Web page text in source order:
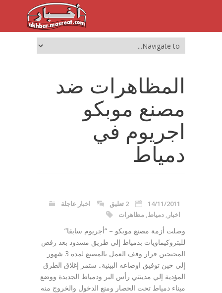
المظاهرات ضد
مصنع موبكو
اجريوم في
دمياط
14/11/2011 2 تعليق
اخبار عاجلة
اخبار , دمياط, مظاهرات
وصلت أزمة مصنع موبكو – “أجريوم سابقا”
للبتروكيماويات بدمياط إلي طريق مسدود بعد رفض
المحتجين قرار وقف العمل بالمصنع لمدة 3 شهور
إلي حين توفيق اوضاعه البيئية.. ستمر إغلاق الطرق
المؤدية إلي مدينتي رأس البر ودمياط الجديدة ووضع
ميناء دمياط تحت الحصار ومنع الدخول والخروج منه